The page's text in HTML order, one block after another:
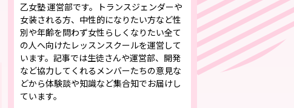
乙女塾 運営部です。トランスジェンダーや
女装される方、中性的になりたい方など性
別や年齢を問わず女性らしくなりたい全て
の人へ向けたレッスンスクールを運営して
います。記事では生徒さんや運営部、開発
など協力してくれるメンバーたちの意見な
どから体験談や知識など集合知でお届けし
ています。